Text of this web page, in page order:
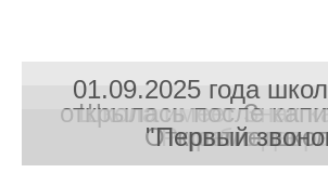
Школа имеет Знак
01.09.2025 года
открылась после
ремонта
Открытие
"Первый